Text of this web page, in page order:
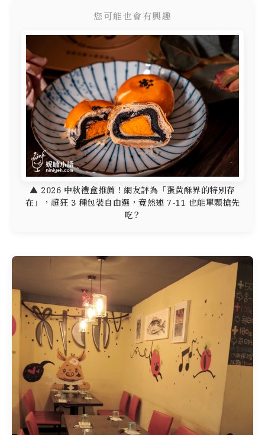
您可能也會有興趣
▲ 2026 中秋禮盒推薦！網友評為「蛋黃酥界的特別存
在」，超狂 3 種包裝自由選，竟然連 7-11 也能單顆搶先
吃？